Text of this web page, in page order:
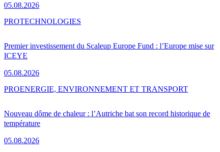
05.08.2026
Premier investissement du Scaleup Europe Fund : l’Europe mise sur
ICEYE
05.08.2026
PROTECHNOLOGIES
Nouveau dôme de chaleur : l’Autriche bat son record historique de
température
05.08.2026
PROENERGIE, ENVIRONNEMENT ET TRANSPORT